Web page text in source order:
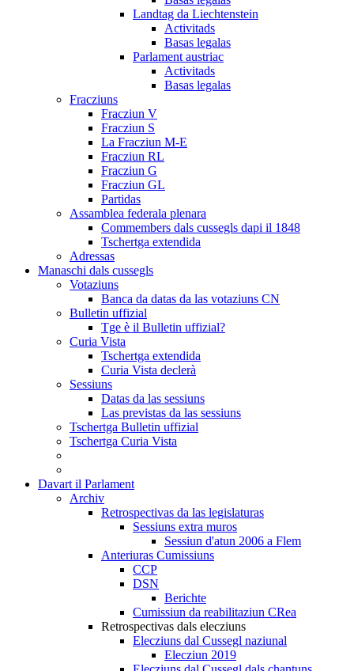
Landtag da Liechtenstein
Activitads
Basas legalas
Parlament austriac
Activitads
Basas legalas
Fracziuns
Fracziun V
Fracziun S
La Fracziun M-E
Fracziun RL
Fracziun G
Fracziun GL
Partidas
Assamblea federala plenara
Commembers dals cussegls dapi il 1848
Tschertga extendida
Adressas
Manaschi dals cussegls
Votaziuns
Banca da datas da las votaziuns CN
Bulletin uffizial
Tge è il Bulletin uffizial?
Curia Vista
Tschertga extendida
Curia Vista declerà
Sessiuns
Datas da las sessiuns
Las previstas da las sessiuns
Tschertga Bulletin uffizial
Tschertga Curia Vista
Davart il Parlament
Archiv
Retrospectivas da las legislaturas
Sessiuns extra muros
Sessiun d'atun 2006 a Flem
Anteriuras Cumissiuns
CCP
DSN
Berichte
Cumissiun da reabilitaziun CRea
Retrospectivas dals elecziuns
Elecziuns dal Cussegl naziunal
Elecziun 2019